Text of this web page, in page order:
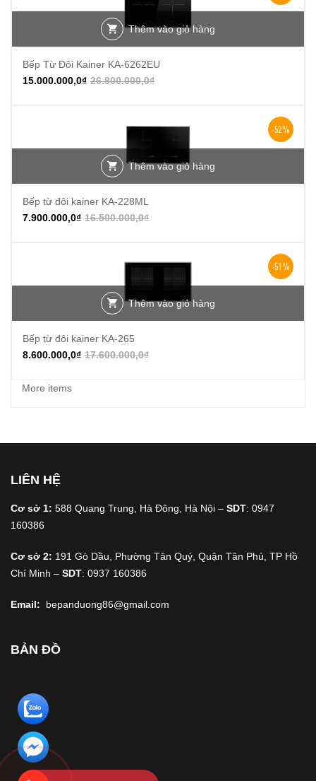
Thêm vào giỏ hàng
Bếp Từ Đôi Kainer KA-6262EU
26.800.000,0₫
15.000.000,0₫
-52%
Thêm vào giỏ hàng
Bếp từ đôi kainer KA-228ML
16.500.000,0₫
7.900.000,0₫
-51%
Thêm vào giỏ hàng
Bếp từ đôi kainer KA-265
17.600.000,0₫
8.600.000,0₫
More items
LIÊN HỆ
Cơ sở 1: 588 Quang Trung, Hà Đông, Hà Nội – SDT: 0947
160386
Cơ sở 2: 191 Gò Dầu, Phường Tân Quý, Quận Tân Phú, TP Hồ
Chí Minh – SDT: 0937 160386
Email: bepanduong86@gmail.com
BẢN ĐỒ